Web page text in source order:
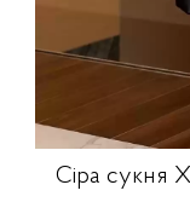
Сіра сукня